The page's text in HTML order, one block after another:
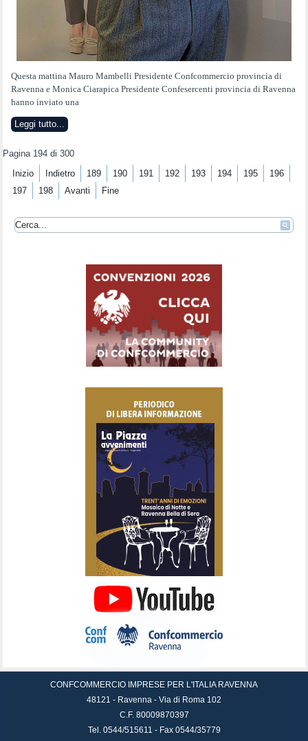
Questa mattina Mauro Mambelli Presidente Confcommercio provincia di
Ravenna e Monica Ciarapica Presidente Confesercenti provincia di Ravenna
hanno inviato una
Leggi tutto...
Pagina 194 di 300
Inizio
Indietro 189 190 191 192 193 194 195
196
197
198 Avanti Fine
CONFCOMMERCIO IMPRESE PER L'ITALIA RAVENNA
48121 - Ravenna - Via di Roma 102
C.F. 80009870397
Tel. 0544/515611 - Fax 0544/35779